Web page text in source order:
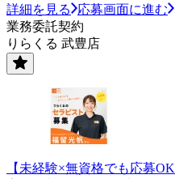
詳細を見る
応募画面に進む
業務委託契約
りらくる 武豊店
【未経験×無資格でも応募